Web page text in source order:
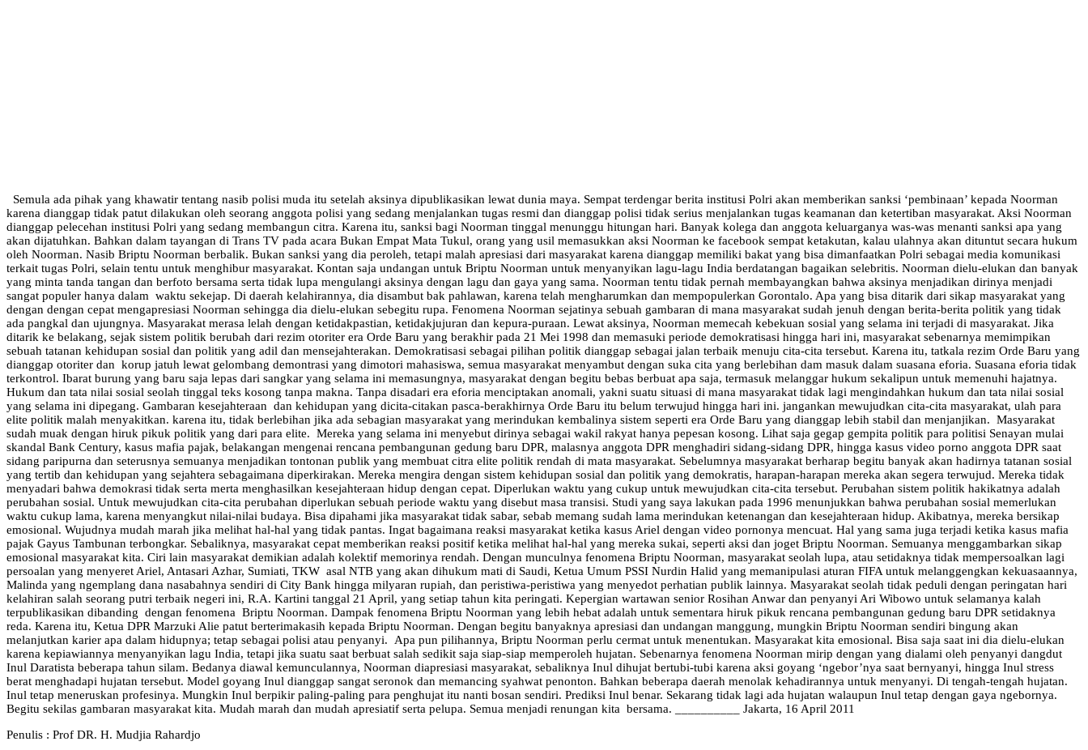
Semula ada pihak yang khawatir tentang nasib polisi muda itu setelah aksinya dipublikasikan lewat dunia maya. Sempat terdengar berita institusi Polri akan memberikan sanksi ‘pembinaan’ kepada Noorman
karena dianggap tidak patut dilakukan oleh seorang anggota polisi yang sedang menjalankan tugas resmi dan dianggap polisi tidak serius menjalankan tugas keamanan dan ketertiban masyarakat. Aksi Noorman
dianggap pelecehan institusi Polri yang sedang membangun citra. Karena itu, sanksi bagi Noorman tinggal menunggu hitungan hari. Banyak kolega dan anggota keluarganya was-was menanti sanksi apa yang
akan dijatuhkan. Bahkan dalam tayangan di Trans TV pada acara Bukan Empat Mata Tukul, orang yang usil memasukkan aksi Noorman ke facebook sempat ketakutan, kalau ulahnya akan dituntut secara hukum
oleh Noorman. Nasib Briptu Noorman berbalik. Bukan sanksi yang dia peroleh, tetapi malah apresiasi dari masyarakat karena dianggap memiliki bakat yang bisa dimanfaatkan Polri sebagai media komunikasi
terkait tugas Polri, selain tentu untuk menghibur masyarakat. Kontan saja undangan untuk Briptu Noorman untuk menyanyikan lagu-lagu India berdatangan bagaikan selebritis. Noorman dielu-elukan dan banyak
yang minta tanda tangan dan berfoto bersama serta tidak lupa mengulangi aksinya dengan lagu dan gaya yang sama. Noorman tentu tidak pernah membayangkan bahwa aksinya menjadikan dirinya menjadi
sangat populer hanya dalam waktu sekejap. Di daerah kelahirannya, dia disambut bak pahlawan, karena telah mengharumkan dan mempopulerkan Gorontalo. Apa yang bisa ditarik dari sikap masyarakat yang
dengan dengan cepat mengapresiasi Noorman sehingga dia dielu-elukan sebegitu rupa. Fenomena Noorman sejatinya sebuah gambaran di mana masyarakat sudah jenuh dengan berita-berita politik yang tidak
ada pangkal dan ujungnya. Masyarakat merasa lelah dengan ketidakpastian, ketidakjujuran dan kepura-puraan. Lewat aksinya, Noorman memecah kebekuan sosial yang selama ini terjadi di masyarakat. Jika
ditarik ke belakang, sejak sistem politik berubah dari rezim otoriter era Orde Baru yang berakhir pada 21 Mei 1998 dan memasuki periode demokratisasi hingga hari ini, masyarakat sebenarnya memimpikan
sebuah tatanan kehidupan sosial dan politik yang adil dan mensejahterakan. Demokratisasi sebagai pilihan politik dianggap sebagai jalan terbaik menuju cita-cita tersebut. Karena itu, tatkala rezim Orde Baru yang
dianggap otoriter dan korup jatuh lewat gelombang demontrasi yang dimotori mahasiswa, semua masyarakat menyambut dengan suka cita yang berlebihan dam masuk dalam suasana eforia. Suasana eforia tidak
terkontrol. Ibarat burung yang baru saja lepas dari sangkar yang selama ini memasungnya, masyarakat dengan begitu bebas berbuat apa saja, termasuk melanggar hukum sekalipun untuk memenuhi hajatnya.
Hukum dan tata nilai sosial seolah tinggal teks kosong tanpa makna. Tanpa disadari era eforia menciptakan anomali, yakni suatu situasi di mana masyarakat tidak lagi mengindahkan hukum dan tata nilai sosial
yang selama ini dipegang. Gambaran kesejahteraan dan kehidupan yang dicita-citakan pasca-berakhirnya Orde Baru itu belum terwujud hingga hari ini. jangankan mewujudkan cita-cita masyarakat, ulah para
elite politik malah menyakitkan. karena itu, tidak berlebihan jika ada sebagian masyarakat yang merindukan kembalinya sistem seperti era Orde Baru yang dianggap lebih stabil dan menjanjikan. Masyarakat
sudah muak dengan hiruk pikuk politik yang dari para elite. Mereka yang selama ini menyebut dirinya sebagai wakil rakyat hanya pepesan kosong. Lihat saja gegap gempita politik para politisi Senayan mulai
skandal Bank Century, kasus mafia pajak, belakangan mengenai rencana pembangunan gedung baru DPR, malasnya anggota DPR menghadiri sidang-sidang DPR, hingga kasus video porno anggota DPR saat
sidang paripurna dan seterusnya semuanya menjadikan tontonan publik yang membuat citra elite politik rendah di mata masyarakat. Sebelumnya masyarakat berharap begitu banyak akan hadirnya tatanan sosial
yang tertib dan kehidupan yang sejahtera sebagaimana diperkirakan. Mereka mengira dengan sistem kehidupan sosial dan politik yang demokratis, harapan-harapan mereka akan segera terwujud. Mereka tidak
menyadari bahwa demokrasi tidak serta merta menghasilkan kesejahteraan hidup dengan cepat. Diperlukan waktu yang cukup untuk mewujudkan cita-cita tersebut. Perubahan sistem politik hakikatnya adalah
perubahan sosial. Untuk mewujudkan cita-cita perubahan diperlukan sebuah periode waktu yang disebut masa transisi. Studi yang saya lakukan pada 1996 menunjukkan bahwa perubahan sosial memerlukan
waktu cukup lama, karena menyangkut nilai-nilai budaya. Bisa dipahami jika masyarakat tidak sabar, sebab memang sudah lama merindukan ketenangan dan kesejahteraan hidup. Akibatnya, mereka bersikap
emosional. Wujudnya mudah marah jika melihat hal-hal yang tidak pantas. Ingat bagaimana reaksi masyarakat ketika kasus Ariel dengan video pornonya mencuat. Hal yang sama juga terjadi ketika kasus mafia
pajak Gayus Tambunan terbongkar. Sebaliknya, masyarakat cepat memberikan reaksi positif ketika melihat hal-hal yang mereka sukai, seperti aksi dan joget Briptu Noorman. Semuanya menggambarkan sikap
emosional masyarakat kita. Ciri lain masyarakat demikian adalah kolektif memorinya rendah. Dengan munculnya fenomena Briptu Noorman, masyarakat seolah lupa, atau setidaknya tidak mempersoalkan lagi
persoalan yang menyeret Ariel, Antasari Azhar, Sumiati, TKW asal NTB yang akan dihukum mati di Saudi, Ketua Umum PSSI Nurdin Halid yang memanipulasi aturan FIFA untuk melanggengkan kekuasaannya,
Malinda yang ngemplang dana nasabahnya sendiri di City Bank hingga milyaran rupiah, dan peristiwa-peristiwa yang menyedot perhatian publik lainnya. Masyarakat seolah tidak peduli dengan peringatan hari
kelahiran salah seorang putri terbaik negeri ini, R.A. Kartini tanggal 21 April, yang setiap tahun kita peringati. Kepergian wartawan senior Rosihan Anwar dan penyanyi Ari Wibowo untuk selamanya kalah
terpublikasikan dibanding dengan fenomena Briptu Noorman. Dampak fenomena Briptu Noorman yang lebih hebat adalah untuk sementara hiruk pikuk rencana pembangunan gedung baru DPR setidaknya
reda. Karena itu, Ketua DPR Marzuki Alie patut berterimakasih kepada Briptu Noorman. Dengan begitu banyaknya apresiasi dan undangan manggung, mungkin Briptu Noorman sendiri bingung akan
melanjutkan karier apa dalam hidupnya; tetap sebagai polisi atau penyanyi. Apa pun pilihannya, Briptu Noorman perlu cermat untuk menentukan. Masyarakat kita emosional. Bisa saja saat ini dia dielu-elukan
karena kepiawiannya menyanyikan lagu India, tetapi jika suatu saat berbuat salah sedikit saja siap-siap memperoleh hujatan. Sebenarnya fenomena Noorman mirip dengan yang dialami oleh penyanyi dangdut
Inul Daratista beberapa tahun silam. Bedanya diawal kemunculannya, Noorman diapresiasi masyarakat, sebaliknya Inul dihujat bertubi-tubi karena aksi goyang ‘ngebor’nya saat bernyanyi, hingga Inul stress
berat menghadapi hujatan tersebut. Model goyang Inul dianggap sangat seronok dan memancing syahwat penonton. Bahkan beberapa daerah menolak kehadirannya untuk menyanyi. Di tengah-tengah hujatan.
Inul tetap meneruskan profesinya. Mungkin Inul berpikir paling-paling para penghujat itu nanti bosan sendiri. Prediksi Inul benar. Sekarang tidak lagi ada hujatan walaupun Inul tetap dengan gaya ngebornya.
Begitu sekilas gambaran masyarakat kita. Mudah marah dan mudah apresiatif serta pelupa. Semua menjadi renungan kita bersama. __________ Jakarta, 16 April 2011
Penulis : Prof DR. H. Mudjia Rahardjo